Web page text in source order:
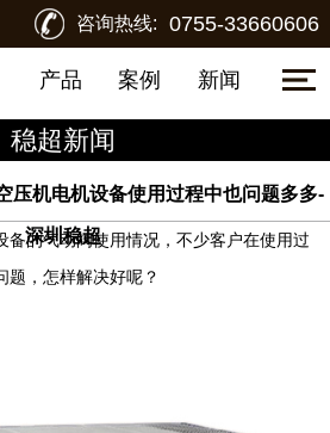
咨询热线: 0755-33660606
产品 案例 新闻
稳超新闻
压机电机设备使用过程中也问题多多-
深圳稳超
备的气动阀使用情况，不少客户在使用过
题，怎样解决好呢？